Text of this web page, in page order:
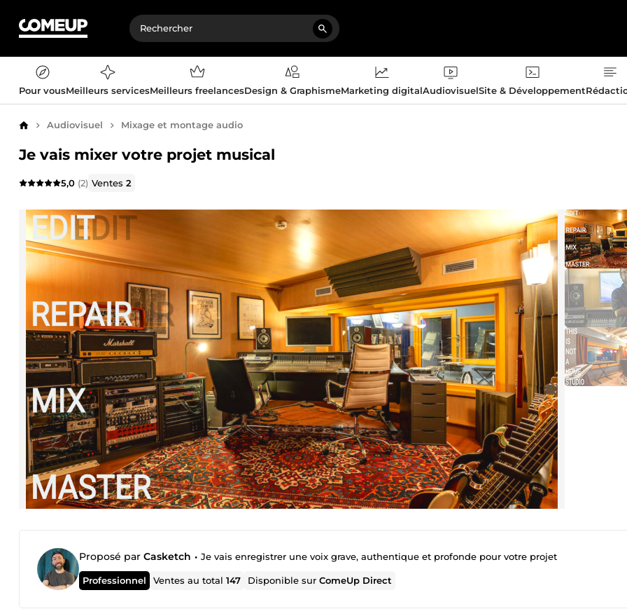
Pour vousMeilleurs servicesMeilleurs freelancesDesign & GraphismeMarketing digitalAudiovisuelSite & Développement
AccueilAudiovisuel Mixage et montage audio
Je vais mixer votre projet musical
5,0 (2) Ventes2
Proposé par Casketch • Je vais enregistrer une voix grave, authentique et profonde pour votre projet
Professionnel Ventes au total147 Disponible surComeUp Direct